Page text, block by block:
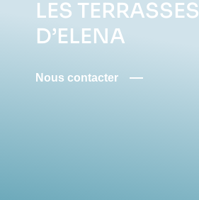
LES TERRASSES
D’ELENA
Nous contacter